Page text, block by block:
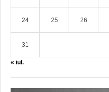
24 25 26
31
« iul.